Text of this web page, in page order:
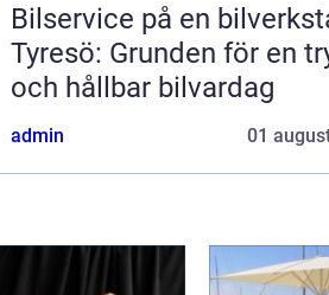
Bilservice på en
Tyresö: Grunden för en
och hållbar bilvardag
admin 01